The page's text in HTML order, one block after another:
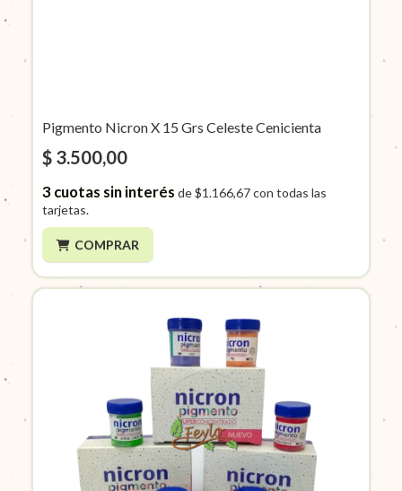
Pigmento Nicron X 15 Grs Celeste Cenicienta
$ 3.500,00
3cuotas sin interés de$1.166,67con todas las
tarjetas.
COMPRAR